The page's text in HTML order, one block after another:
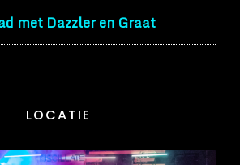
met Dazzler en Graat
LOCATIE